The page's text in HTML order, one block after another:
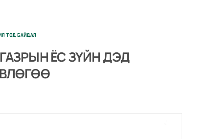
ТОД БАЙДАЛ
ЁС ЗҮЙН ДЭД